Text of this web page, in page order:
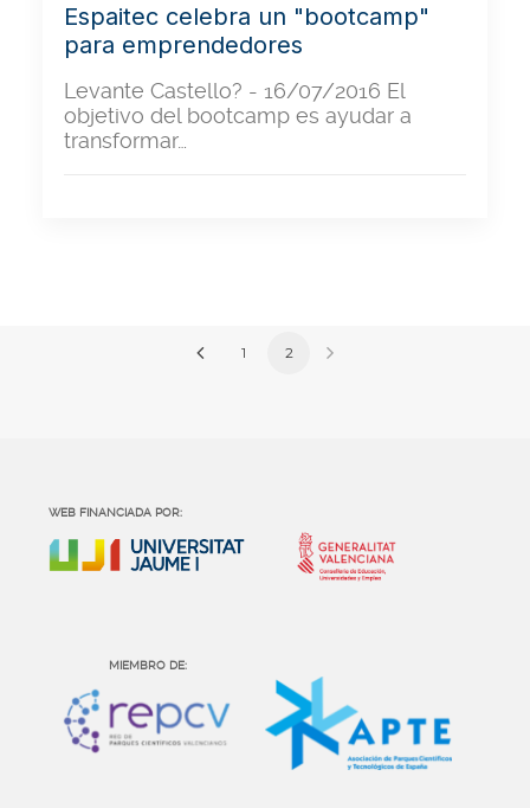
Espaitec celebra un "bootcamp"
para emprendedores
Levante Castello? - 16/07/2016 El
objetivo del bootcamp es ayudar a
transformar…
1 2
WEB FINANCIADA POR:
MIEMBRO DE: